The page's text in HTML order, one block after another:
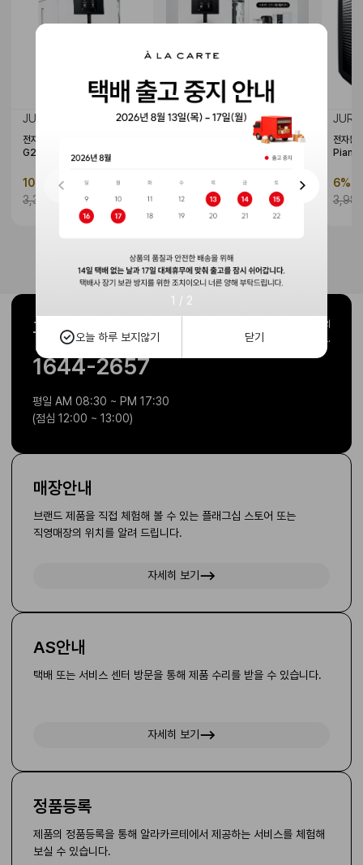
1 / 2
오늘 하루 보지않기 닫기
JURA
전자동 커피머신 ENA8
G2_White
10%
3,015,000 원
3,350,000 원
JURA
[Choice Yours] 전자동
18%
2,990,000 원
3,663,000 원
JURA
전자동
6%
고객센터
1644-2657
평일 AM 08:30 ~ PM 17:30
(점심 12:00 ~ 13:00)
주말 및 공휴일 제외
1:1문의로 이용해 주세요.
매장안내
브랜드 제품을 직접 체험해 볼 수 있는 플래그십 스토어 또는
직영매장의 위치를 알려 드립니다.
자세히 보기
AS안내
택배 또는 서비스 센터 방문을 통해 제품 수리를 받을 수 있습니다.
자세히 보기
정품등록
제품의 정품등록을 통해 알라카르테에서 제공하는 서비스를 체험해
보실 수 있습니다.